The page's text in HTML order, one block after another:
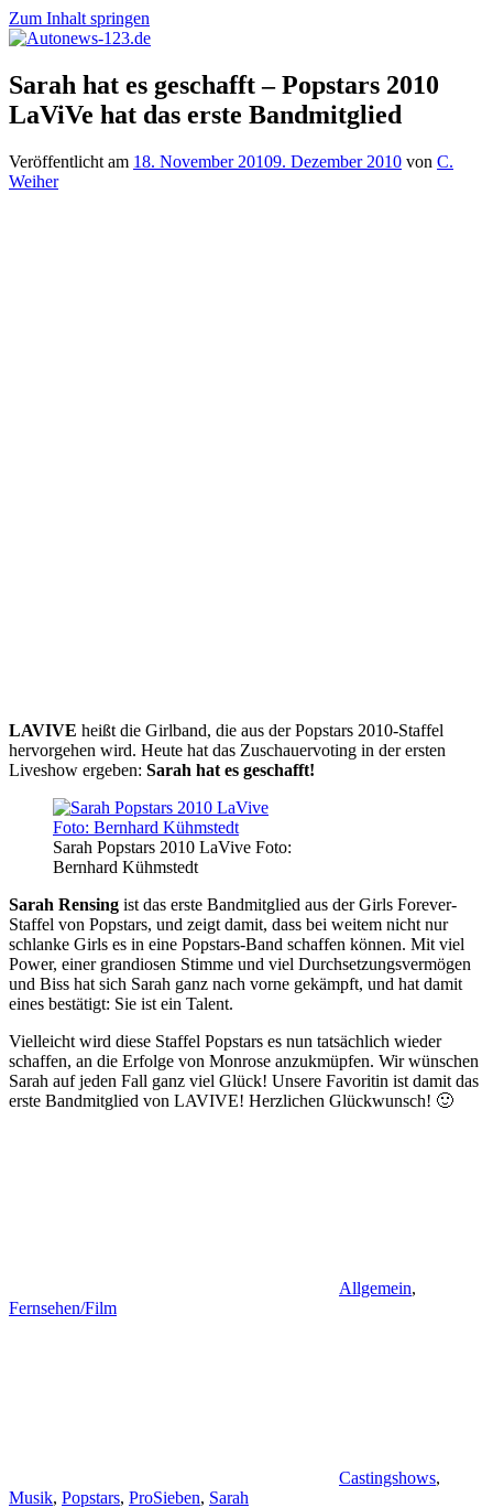
Zum Inhalt springen
Autonews-
123.de
Autonews
mit
Charme
Sarah hat es geschafft – Popstars 2010
LaViVe hat das erste Bandmitglied
Veröffentlicht am 18. November 20109. Dezember 2010 von C.
Weiher
LAVIVE heißt die Girlband, die aus der Popstars 2010-Staffel
hervorgehen wird. Heute hat das Zuschauervoting in der ersten
Liveshow ergeben: Sarah hat es geschafft!
Sarah Popstars 2010 LaVive Foto:
Bernhard Kühmstedt
Sarah Rensing ist das erste Bandmitglied aus der Girls Forever-
Staffel von Popstars, und zeigt damit, dass bei weitem nicht nur
schlanke Girls es in eine Popstars-Band schaffen können. Mit viel
Power, einer grandiosen Stimme und viel Durchsetzungsvermögen
und Biss hat sich Sarah ganz nach vorne gekämpft, und hat damit
eines bestätigt: Sie ist ein Talent.
Vielleicht wird diese Staffel Popstars es nun tatsächlich wieder
schaffen, an die Erfolge von Monrose anzukmüpfen. Wir wünschen
Sarah auf jeden Fall ganz viel Glück! Unsere Favoritin ist damit das
erste Bandmitglied von LAVIVE! Herzlichen Glückwunsch! 🙂
Allgemein,
Fernsehen/Film
Castingshows,
Musik, Popstars, ProSieben, Sarah